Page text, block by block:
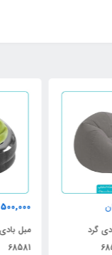
5,500,000
مبل بادی تک نفره اینتکس کد
68581